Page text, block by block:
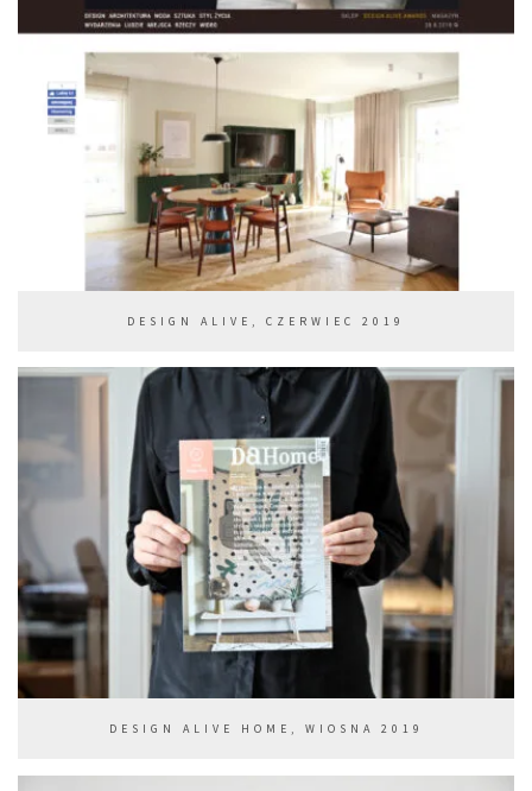
DESIGN ALIVE, CZERWIEC 2019
DESIGN ALIVE HOME, WIOSNA 2019